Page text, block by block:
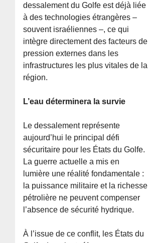
dessalement du Golfe est déjà liée
à des technologies étrangères –
souvent israéliennes –, ce qui
intègre directement des facteurs de
pression externes dans les
infrastructures les plus vitales de la
région.
L’eau déterminera la survie
Le dessalement représente
aujourd’hui le principal défi
sécuritaire pour les États du Golfe.
La guerre actuelle a mis en
lumière une réalité fondamentale :
la puissance militaire et la richesse
pétrolière ne peuvent compenser
l’absence de sécurité hydrique.
À l’issue de ce conflit, les États du